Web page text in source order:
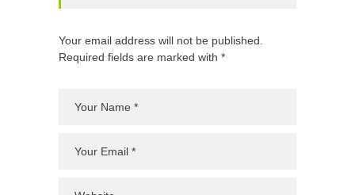
Your email address will not be published.
Required fields are marked with *